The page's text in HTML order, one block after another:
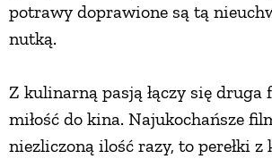
potrawy doprawione są tą
nutką.
Z kulinarną pasją łączy się druga
miłość do kina. Najukochańsze
niezliczoną ilość razy, to perełki z